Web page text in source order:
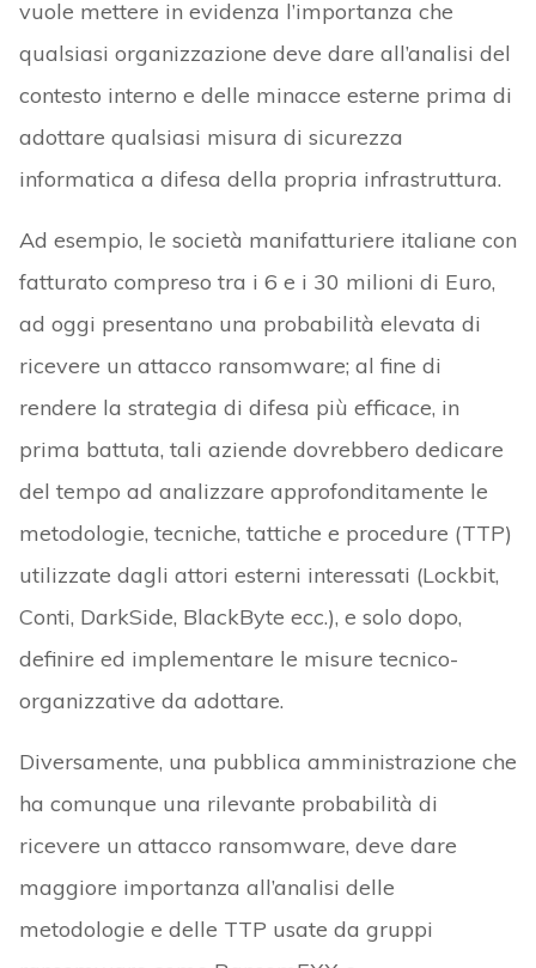
vuole mettere in evidenza l’importanza che
qualsiasi organizzazione deve dare all’analisi del
contesto interno e delle minacce esterne prima di
adottare qualsiasi misura di sicurezza
informatica a difesa della propria infrastruttura.
Ad esempio, le società manifatturiere italiane con
fatturato compreso tra i 6 e i 30 milioni di Euro,
ad oggi presentano una probabilità elevata di
ricevere un attacco ransomware; al fine di
rendere la strategia di difesa più efficace, in
prima battuta, tali aziende dovrebbero dedicare
del tempo ad analizzare approfonditamente le
metodologie, tecniche, tattiche e procedure (TTP)
utilizzate dagli attori esterni interessati (Lockbit,
Conti, DarkSide, BlackByte ecc.), e solo dopo,
definire ed implementare le misure tecnico-
organizzative da adottare.
Diversamente, una pubblica amministrazione che
ha comunque una rilevante probabilità di
ricevere un attacco ransomware, deve dare
maggiore importanza all’analisi delle
metodologie e delle TTP usate da gruppi